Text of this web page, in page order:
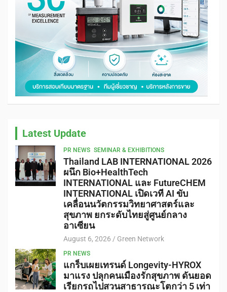
Latest Update
PR NEWS SEMINAR & EXHIBITIONS
Thailand LAB INTERNATIONAL 2026
ผนึก Bio+HealthTech
INTERNATIONAL และ FutureCHEM
INTERNATIONAL เปิดเวที AI ขับ
เคลื่อนนวัตกรรมวิทยาศาสตร์และ
สุขภาพ ยกระดับไทยสู่ศูนย์กลาง
อาเซียน
August 6, 2026 Green Network
PR NEWS
แกร็บเผยเทรนด์ Longevity-HYROX
มาแรง ปลุกคนเมืองรักสุขภาพ ดันยอด
เรียกรถไปสวนสาธารณะโตกว่า 5 เท่า